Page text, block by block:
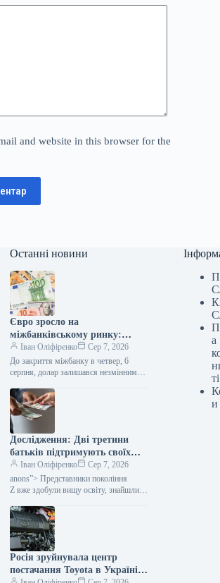
and website in this browser for the
Останні новини
Євро зросло на
міжбанківському ринку:
вартість валют на вечір –
Мінфін
Іван Оліфіренко
Сер 7, 2026
До закриття міжбанку в четвер, 6
серпня, долар залишався незмінним
в продажу, євро подорожчало на 1
копійку в покупці та на 2 копійки…
Дослідження: Дві третини
батьків підтримують своїх
дорослих дітей з покоління Z
фінансово.
Іван Оліфіренко
Сер 7, 2026
anons”> Представники покоління
Z вже здобули вищу освіту, знайшли
активно займаються пошуком, проте
це не забезпечує їм фінансової
самостійності.…
Росія зруйнувала центр
постачання Toyota в Україні:
а
ті
и